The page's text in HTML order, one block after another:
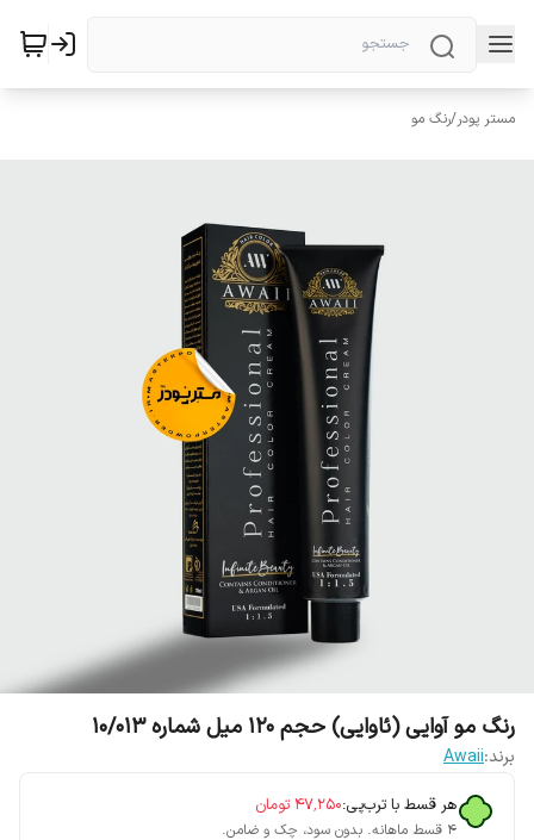
مستر پودر/رنگ مو
رنگ مو آوایی (ئاوایی) حجم 120 میل شماره 10/013
برند:Awaii
هر قسط با ترب‌پی:۴۷٬۲۵۰ تومان
۴ قسط ماهانه. بدون سود، چک و ضامن.